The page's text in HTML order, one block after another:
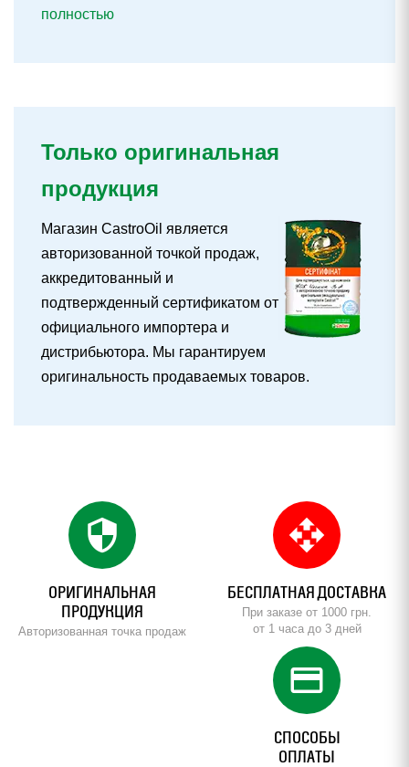
полностью
Только оригинальная
продукция
Магазин CastroOil является
авторизованной точкой продаж,
аккредитованный и
подтвержденный сертификатом от
официального импортера и
дистрибьютора. Мы гарантируем
оригинальность продаваемых товаров.
security
ОРИГИНАЛЬНАЯ
ПРОДУКЦИЯ
Авторизованная точка продаж
open_with
БЕСПЛАТНАЯ ДОСТАВКА
При заказе от 1000 грн.
от 1 часа до 3 дней
credit_card
СПОСОБЫ
ОПЛАТЫ